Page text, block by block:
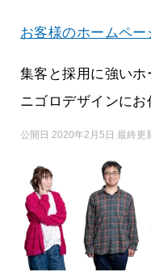
お客様のホームペー
集客と採用に強いホ
ニゴロデザインにお
公開日 2020年2月5日 最終更